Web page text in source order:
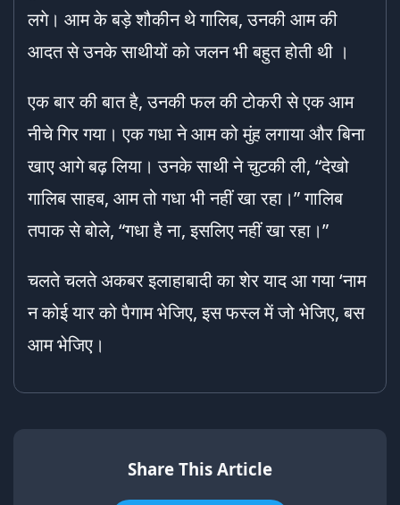
लगे। आम के बड़े शौकीन थे गालिब, उनकी आम की
आदत से उनके साथीयों को जलन भी बहुत होती थी ।
एक बार की बात है, उनकी फल की टोकरी से एक आम
नीचे गिर गया। एक गधा ने आम को मुंह लगाया और बिना
खाए आगे बढ़ लिया। उनके साथी ने चुटकी ली, “देखो
गालिब साहब, आम तो गधा भी नहीं खा रहा।” गालिब
तपाक से बोले, “गधा है ना, इसलिए नहीं खा रहा।”
चलते चलते अकबर इलाहाबादी का शेर याद आ गया ‘नाम
न कोई यार को पैगाम भेजिए, इस फस्ल में जो भेजिए, बस
आम भेजिए।
Share This Article